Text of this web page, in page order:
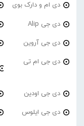
دی ام و دارک بوی
دی جی Alip
دی جی آروین
دی جی ام تی
دی جی اودین
دی جی ایلوس